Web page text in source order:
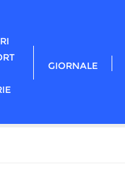
GIORNALE